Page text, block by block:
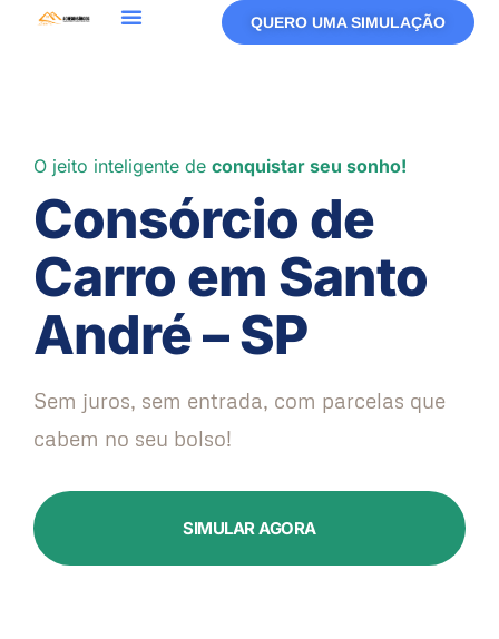
QUERO UMA SIMULAÇÃO
O jeito inteligente de conquistar seu sonho!
Consórcio de
Carro em Santo
André – SP
Sem juros, sem entrada, com parcelas que
cabem no seu bolso!
SIMULAR AGORA